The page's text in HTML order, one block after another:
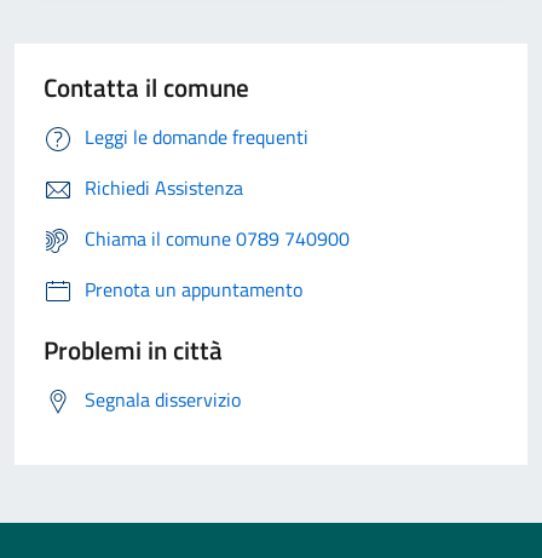
Contatta il comune
Leggi le domande frequenti
Richiedi Assistenza
Chiama il comune 0789 740900
Prenota un appuntamento
Problemi in città
Segnala disservizio